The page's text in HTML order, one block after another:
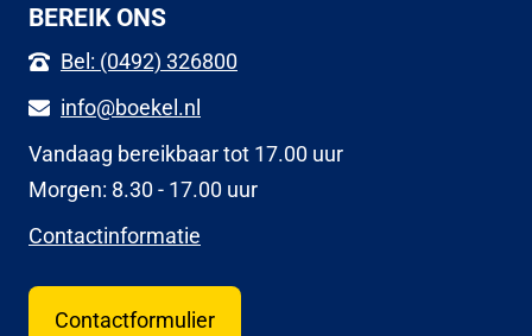
BEREIK ONS
Bel: (0492) 326800
info@boekel.nl
Vandaag bereikbaar tot 17.00 uur
Morgen: 8.30 - 17.00 uur
Contactinformatie
Contactformulier